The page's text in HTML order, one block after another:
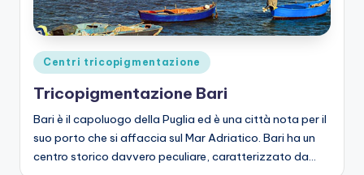
o
n
e
a
lv
Posted
in
Centri tricopigmentazione
Tricopigmentazione Bari
Bari è il capoluogo della Puglia ed è una città nota per il
suo porto che si affaccia sul Mar Adriatico. Bari ha un
centro storico davvero peculiare, caratterizzato da…